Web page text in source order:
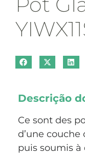
Descrição
Ce sont des
d’une couche
puis soumis à